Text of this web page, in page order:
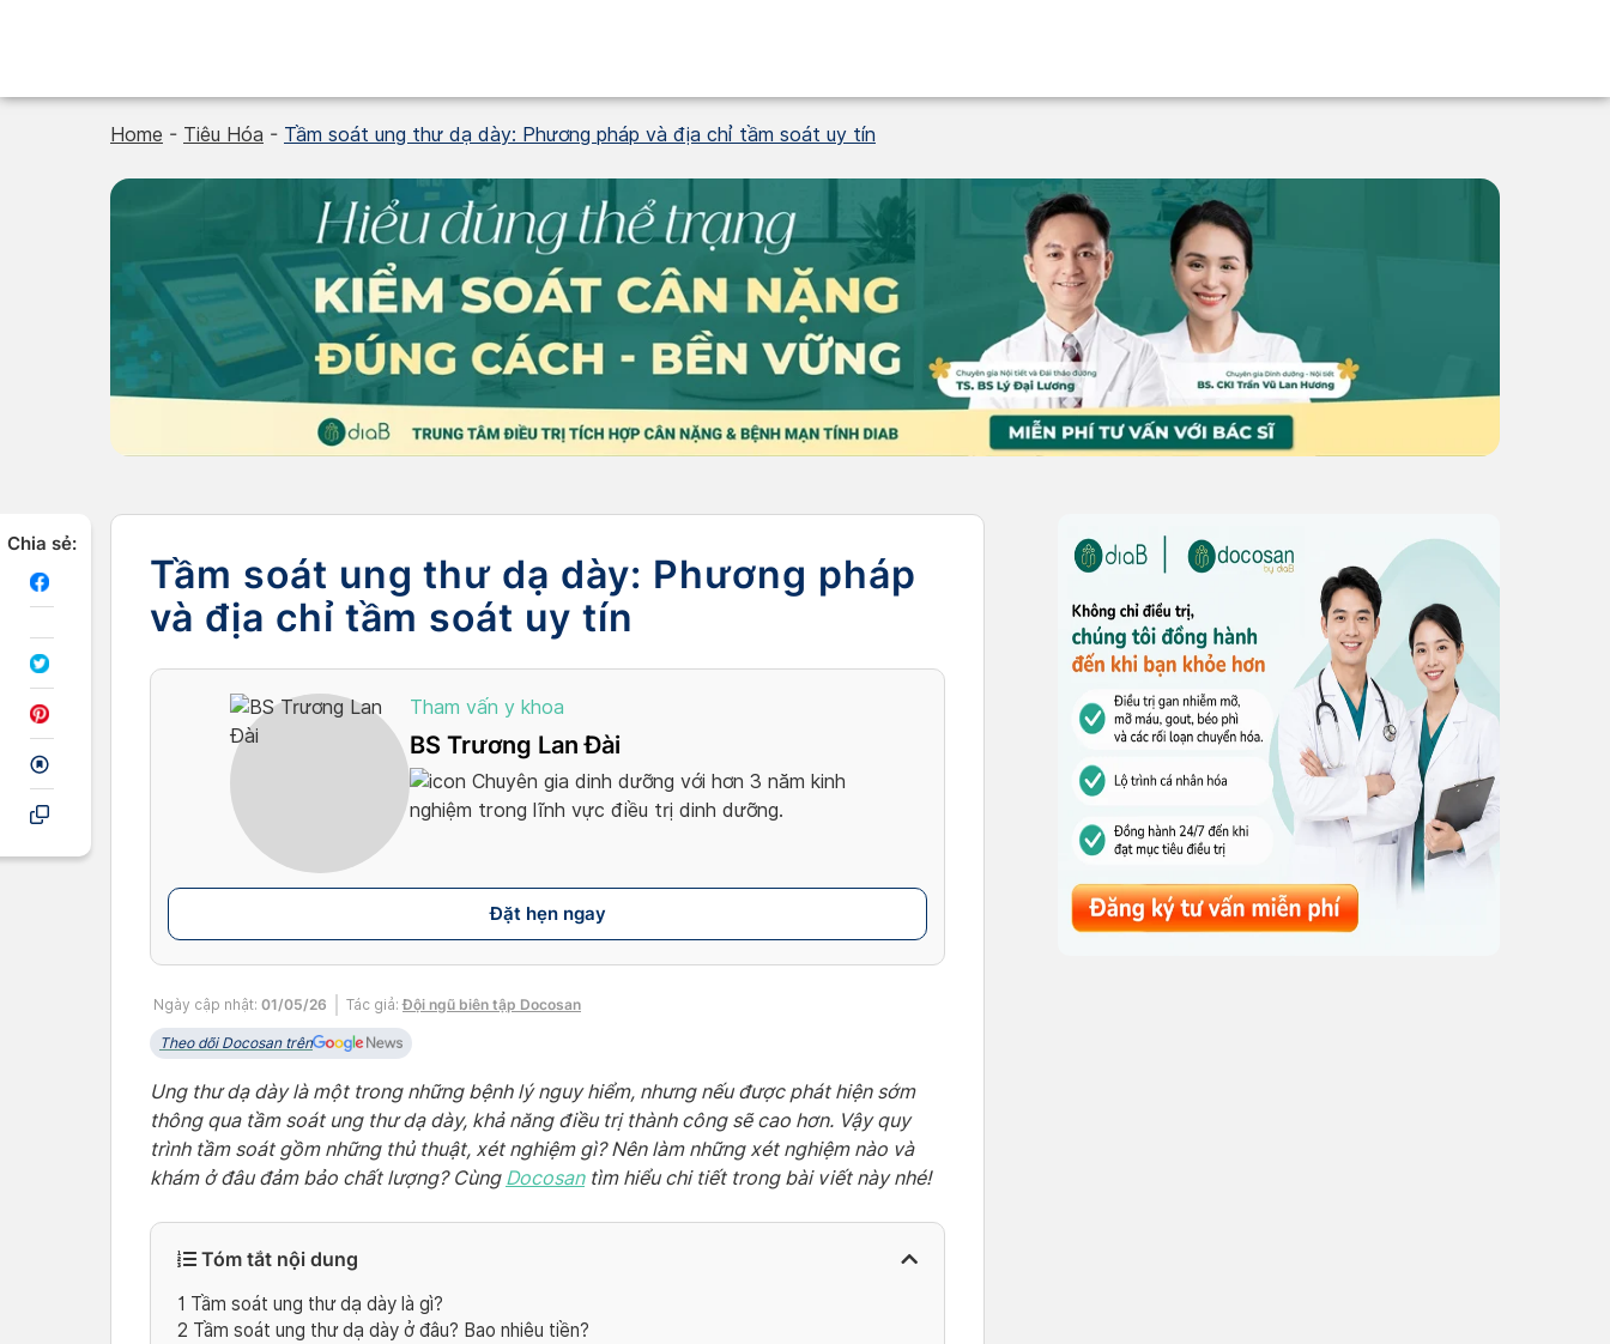
Home - Tiêu Hóa - Tầm soát ung thư dạ dày: Phương pháp và địa chỉ tầm soát uy tín
Chia sẻ:
Tầm soát ung thư dạ dày: Phương pháp
và địa chỉ tầm soát uy tín
Tham vấn y khoa
BS Trương Lan Đài
Chuyên gia dinh dưỡng với hơn 3 năm kinh
nghiệm trong lĩnh vực điều trị dinh dưỡng.
Đặt hẹn ngay
Ngày cập nhật: 01/05/26 Tác giả:Đội ngũ biên tập Docosan
Theo dõi Docosan trên
Ung thư dạ dày là một trong những bệnh lý nguy hiểm, nhưng nếu được phát hiện sớm
thông qua tầm soát ung thư dạ dày, khả năng điều trị thành công sẽ cao hơn. Vậy quy
trình tầm soát gồm những thủ thuật, xét nghiệm gì? Nên làm những xét nghiệm nào và
khám ở đâu đảm bảo chất lượng? Cùng Docosantìm hiểu chi tiết trong bài viết này nhé!
Tóm tắt nội dung
1 Tầm soát ung thư dạ dày là gì?
2 Tầm soát ung thư dạ dày ở đâu? Bao nhiêu tiền?